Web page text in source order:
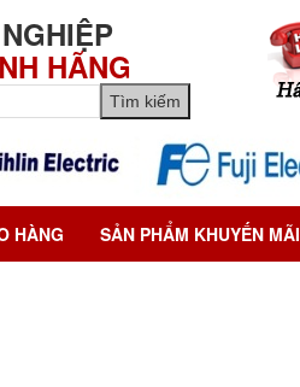
HÃNG
HÀNG SẢN PHẨM KHUYẾN MÃI